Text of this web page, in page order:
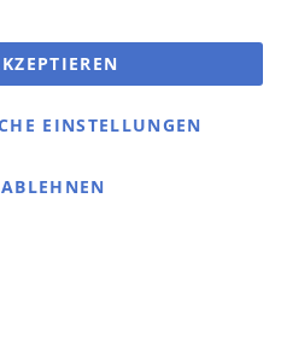
EINSTELLUNGEN